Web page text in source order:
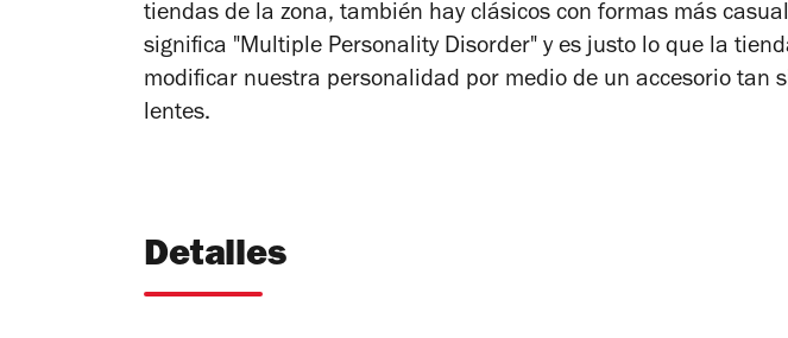
tiendas de la zona, también hay clásicos con formas más
significa "Multiple Personality Disorder" y es justo lo que la
modificar nuestra personalidad por medio de un accesorio tan
lentes.
Detalles